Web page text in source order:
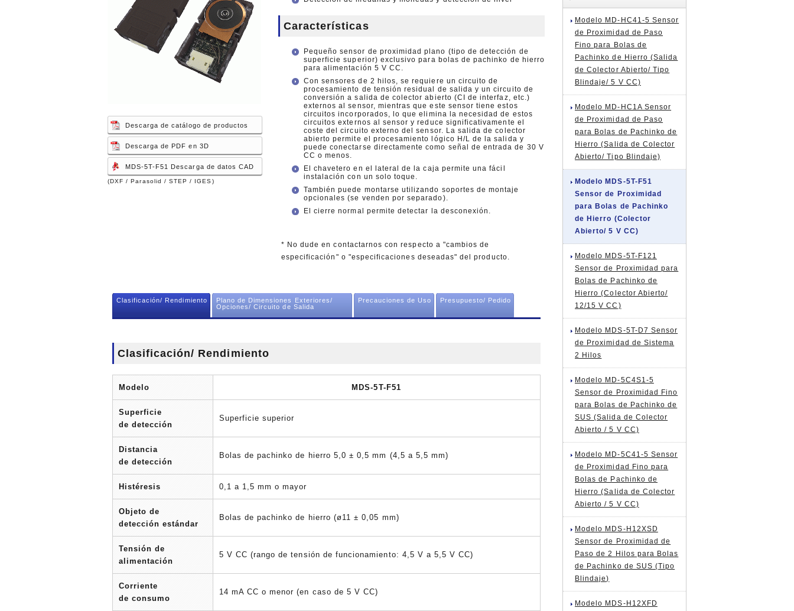
Descarga de catálogo de productos
Descarga de PDF en 3D
MDS-5T-F51 Descarga de datos CAD
(DXF / Parasolid / STEP / IGES)
Características
Pequeño sensor de proximidad plano (tipo de detección de
superficie superior) exclusivo para bolas de pachinko de hierro
para alimentación 5 V CC.
Con sensores de 2 hilos, se requiere un circuito de
procesamiento de tensión residual de salida y un circuito de
conversión a salida de colector abierto (CI de interfaz, etc.)
externos al sensor, mientras que este sensor tiene estos
circuitos incorporados, lo que elimina la necesidad de estos
circuitos externos al sensor y reduce significativamente el
coste del circuito externo del sensor. La salida de colector
abierto permite el procesamiento lógico H/L de la salida y
puede conectarse directamente como señal de entrada de 30 V
CC o menos.
El chavetero en el lateral de la caja permite una fácil
instalación con un solo toque.
También puede montarse utilizando soportes de montaje
opcionales (se venden por separado).
El cierre normal permite detectar la desconexión.
* No dude en contactarnos con respecto a "cambios de
especificación" o "especificaciones deseadas" del producto.
Clasificación/ Rendimiento
Plano de Dimensiones Exteriores/
Opciones/ Circuito de Salida
Precauciones de Uso Presupuesto/ Pedido
Clasificación/ Rendimiento
Modelo MDS-5T-F51
Superficie
de detección
Superficie superior
Distancia
de detección
Bolas de pachinko de hierro 5,0 ± 0,5 mm (4,5 a 5,5 mm)
Histéresis 0,1 a 1,5 mm o mayor
Objeto de
detección estándar
Bolas de pachinko de hierro (ø11 ± 0,05 mm)
Tensión de
alimentación
5 V CC (rango de tensión de funcionamiento: 4,5 V a 5,5 V CC)
Corriente
de consumo
14 mA CC o menor (en caso de 5 V CC)
Modelo MD-HC41-5 Sensor
de Proximidad de Paso
Fino para Bolas de
Pachinko de Hierro (Salida
de Colector Abierto/ Tipo
Blindaje/ 5 V CC)
Modelo MD-HC1A Sensor
de Proximidad de Paso
para Bolas de Pachinko de
Hierro (Salida de Colector
Abierto/ Tipo Blindaje)
Modelo MDS-5T-F51
Sensor de Proximidad
para Bolas de Pachinko
de Hierro (Colector
Abierto/ 5 V CC)
Modelo MDS-5T-F121
Sensor de Proximidad para
Bolas de Pachinko de
Hierro (Colector Abierto/
12/15 V CC)
Modelo MDS-5T-D7 Sensor
de Proximidad de Sistema
2 Hilos
Modelo MD-5C4S1-5
Sensor de Proximidad Fino
para Bolas de Pachinko de
SUS (Salida de Colector
Abierto / 5 V CC)
Modelo MD-5C41-5 Sensor
de Proximidad Fino para
Bolas de Pachinko de
Hierro (Salida de Colector
Abierto / 5 V CC)
Modelo MDS-H12XSD
Sensor de Proximidad de
Paso de 2 Hilos para Bolas
de Pachinko de SUS (Tipo
Blindaje)
Modelo MDS-H12XFD